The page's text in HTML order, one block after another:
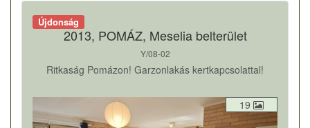
Újdonság
2013, POMÁZ, Meselia belterület
Y/08-02
Ritkaság Pomázon! Garzonlakás kertkapcsolattal!
19